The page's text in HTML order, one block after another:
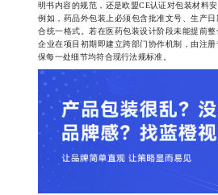
明书内容的规范，还是欧盟CE认证对包装材料
例如，药品外包装上必须包含批准文号、生产
合统一格式。若在医药包装设计阶段未能提前
企业在项目初期即建立跨部门协作机制，由注
保每一处细节均符合现行法规标准。